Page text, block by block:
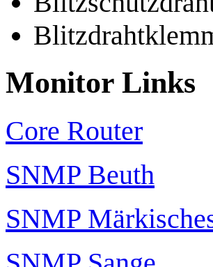
Monitor Links
Core Router
SNMP Beuth
SNMP